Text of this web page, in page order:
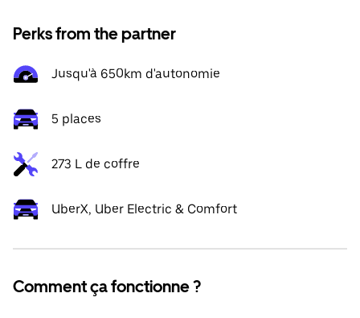
Perks from the partner
Jusqu'à 650km d'autonomie
5 places
273 L de coffre
UberX, Uber Electric & Comfort
Comment ça fonctionne ?